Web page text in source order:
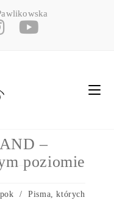
–
poziomie
/
Pisma, których